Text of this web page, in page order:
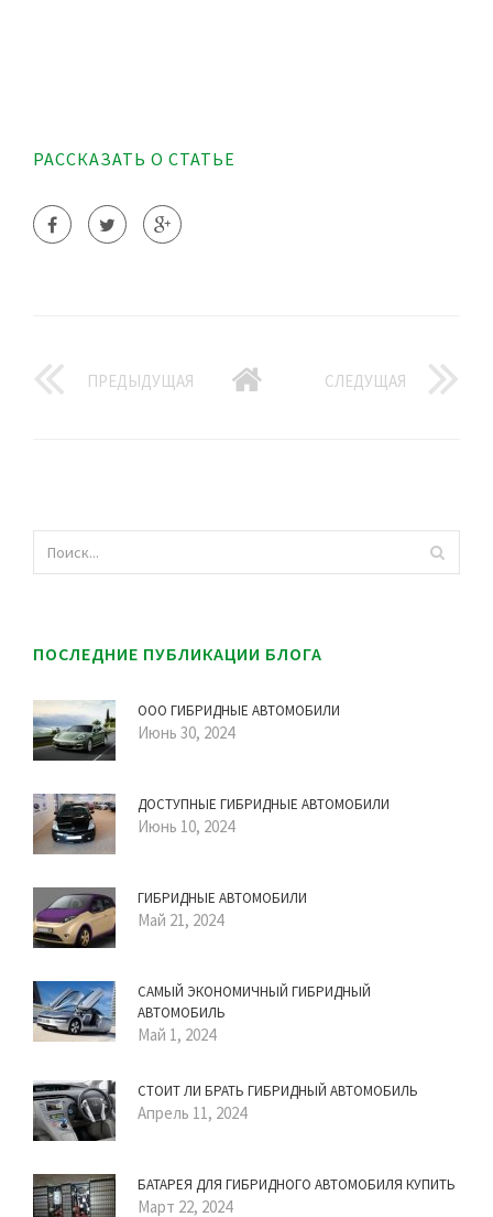
РАССКАЗАТЬ О СТАТЬЕ
ПРЕДЫДУЩАЯ СЛЕДУЩАЯ
ПОСЛЕДНИЕ ПУБЛИКАЦИИ БЛОГА
ООО ГИБРИДНЫЕ АВТОМОБИЛИ
Июнь 30, 2024
ДОСТУПНЫЕ ГИБРИДНЫЕ АВТОМОБИЛИ
Июнь 10, 2024
ГИБРИДНЫЕ АВТОМОБИЛИ
Май 21, 2024
САМЫЙ ЭКОНОМИЧНЫЙ ГИБРИДНЫЙ
АВТОМОБИЛЬ
Май 1, 2024
СТОИТ ЛИ БРАТЬ ГИБРИДНЫЙ АВТОМОБИЛЬ
Апрель 11, 2024
БАТАРЕЯ ДЛЯ ГИБРИДНОГО АВТОМОБИЛЯ КУПИТЬ
Март 22, 2024